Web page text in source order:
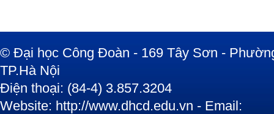
© Đại học Công Đoàn - 169 Tây Sơn -
TP.Hà Nội
Điện thoại: (84-4) 3.857.3204
Website: http://www.dhcd.edu.vn - Email: